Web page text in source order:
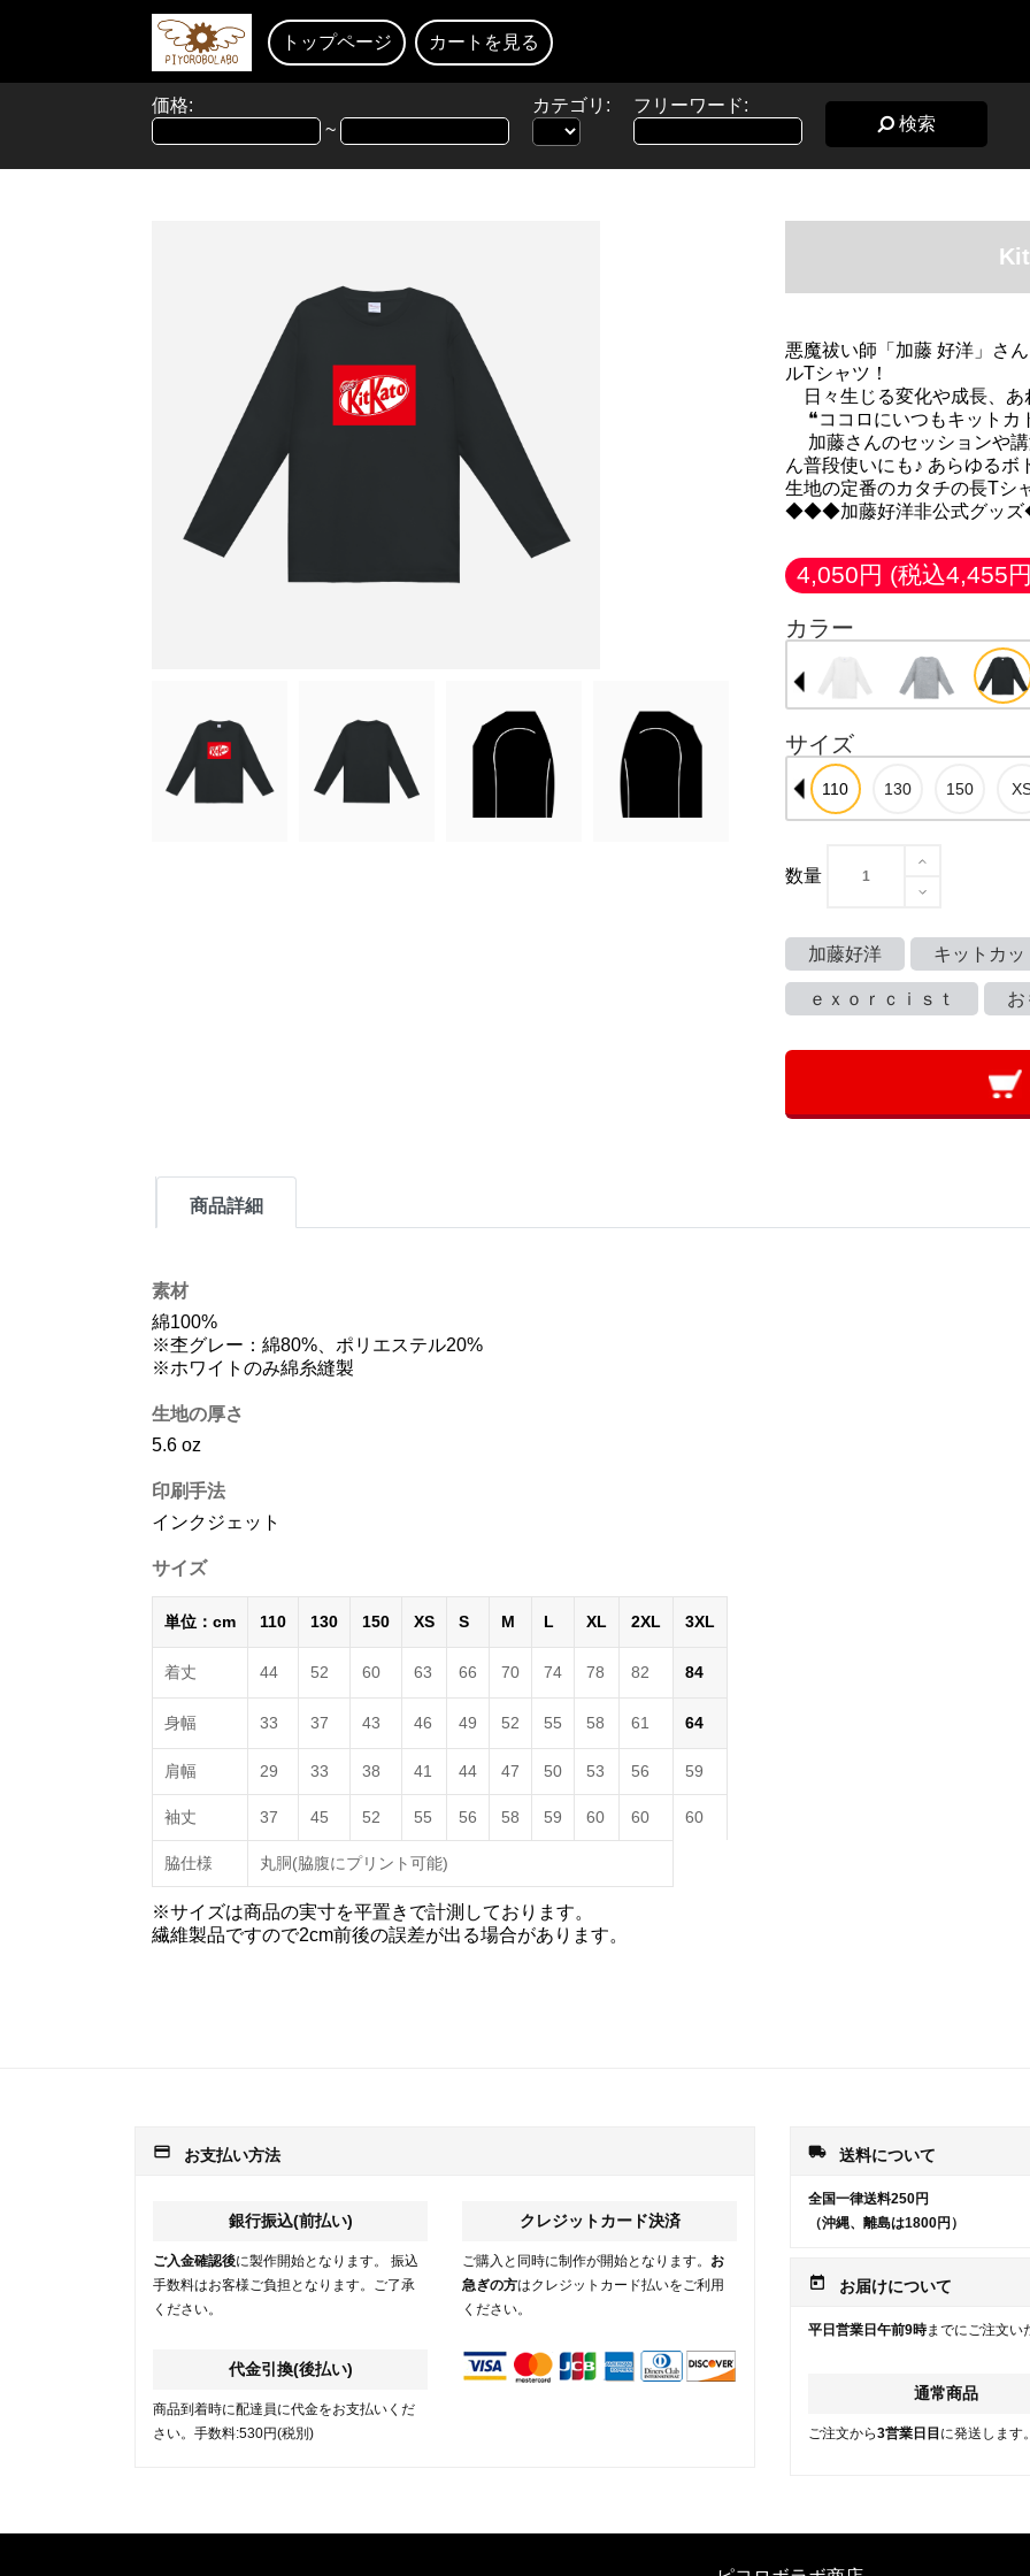
トップページ カートを見る
価格:
~
カテゴリ:
フリーワード:
検索
悪魔祓い師「加藤 好洋」さ
ルTシャツ！
日々生じる変化や成長、
❝ココロにいつもキットカ
加藤さんのセッションや
ん普段使いにも♪ あらゆるボ
生地の定番のカタチの長Tシ
◆◆◆加藤好洋非公式グッ
4,050円 (税込4,455
カラー
サイズ
数量
加藤好洋 キットカッ
ｅｘｏｒｃｉｓｔ お
商品詳細
素材
綿100%
※杢グレー：綿80%、ポリエステル20%
※ホワイトのみ綿糸縫製
生地の厚さ
5.6 oz
印刷手法
インクジェット
サイズ
単位：cm 110 130 150 XS S M L XL 2XL 3XL
着丈 44 52 60 63 66 70 74 78 82 84
身幅 33 37 43 46 49 52 55 58 61 64
肩幅 29 33 38 41 44 47 50 53 56 59
袖丈 37 45 52 55 56 58 59 60 60 60
脇仕様 丸胴(脇腹にプリント可能)
※サイズは商品の実寸を平置きで計測しております。
繊維製品ですので2cm前後の誤差が出る場合があります。
payment お支払い方法
銀行振込(前払い)
ご入金確認後に製作開始となります。 振込
手数料はお客様ご負担となります。ご了承
ください。
代金引換(後払い)
商品到着時に配達員に代金をお支払いくだ
さい。手数料:530円(税別)
クレジットカード決済
ご購入と同時に制作が開始となります。 お
急ぎの方はクレジットカード払いをご利用
ください。
local_shipping 送料について
全国一律送料250円
（沖縄、離島は1800円）
today お届けについて
平日営業日午前9時までにご注文い
通常商品
ご注文から3営業日目 に発送します。